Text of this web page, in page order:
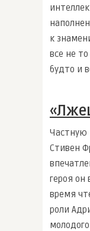
к
все не
будто и
Частную
Стивен
героя он
время
роли